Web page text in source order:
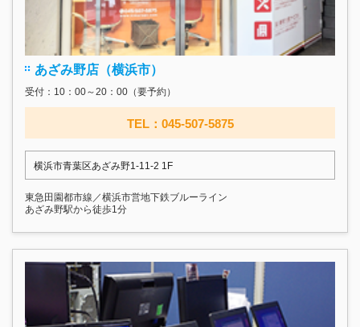
あざみ野店（横浜市）
受付：10：00～20：00（要予約）
TEL：045-507-5875
横浜市青葉区あざみ野1-11-2 1F
東急田園都市線／横浜市営地下鉄ブルーライン
あざみ野駅から徒歩1分